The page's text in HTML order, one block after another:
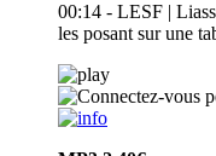
00:14 - LESF |
les posant sur une